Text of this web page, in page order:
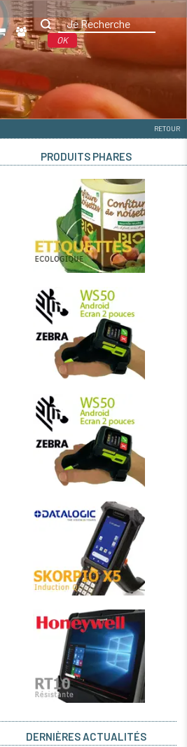
OK
RETOUR
PRODUITS PHARES
DERNIÈRES ACTUALITÉS